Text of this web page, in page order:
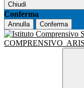
Chiudi
Conferma
Annulla Conferma
COMPRENSIVO